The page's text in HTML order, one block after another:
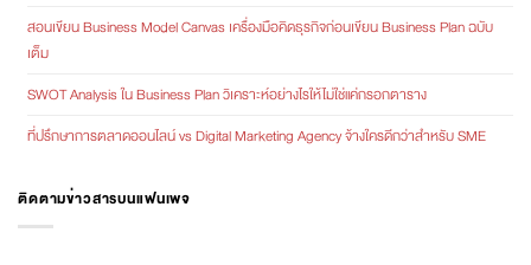
สอนเขียน Business Model Canvas เครื่องมือคิดธุรกิจก่อนเขียน Business Plan ฉบับ
เต็ม
SWOT Analysis ใน Business Plan วิเคราะห์อย่างไรให้ไม่ใช่แค่กรอกตาราง
ที่ปรึกษาการตลาดออนไลน์ vs Digital Marketing Agency จ้างใครดีกว่าสำหรับ SME
ติดตามข่าวสารบนแฟนเพจ